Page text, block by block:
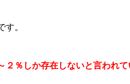
。
２％しか存在しないと言われ